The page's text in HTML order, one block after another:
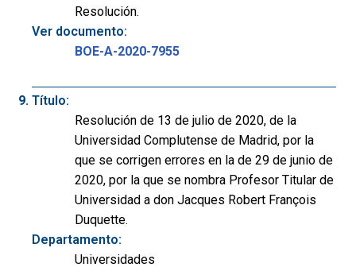
Resolución.
Ver documento:
BOE-A-2020-7955
Título:
Resolución de 13 de julio de 2020, de la
Universidad Complutense de Madrid, por la
que se corrigen errores en la de 29 de junio de
2020, por la que se nombra Profesor Titular de
Universidad a don Jacques Robert François
Duquette.
Departamento:
Universidades